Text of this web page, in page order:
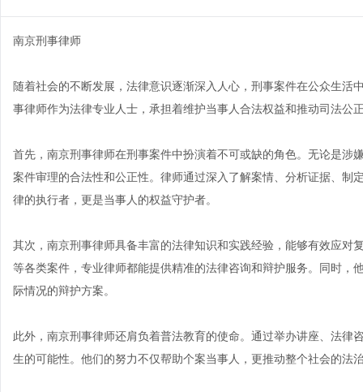
南京刑事律师
随着社会的不断发展，法律意识逐渐深入人心，刑事案件在公众生
事律师作为法律专业人士，承担着维护当事人合法权益和推动司法公
首先，南京刑事律师在刑事案件中扮演着不可或缺的角色。无论是涉
案件审理的合法性和公正性。律师通过深入了解案情、分析证据、制
律的执行者，更是当事人的权益守护者。
其次，南京刑事律师具备丰富的法律知识和实践经验，能够有效应对
等各类案件，专业律师都能提供精准的法律咨询和辩护服务。同时，
际情况的辩护方案。
此外，南京刑事律师还肩负着普法教育的使命。通过举办讲座、法
生的可能性。他们的努力不仅帮助个案当事人，更推动整个社会的法